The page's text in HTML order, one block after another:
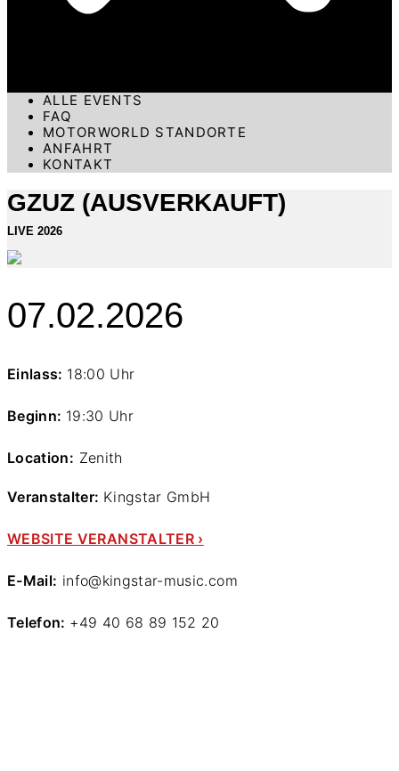
ALLE EVENTS
FAQ
MOTORWORLD STANDORTE
ANFAHRT
KONTAKT
GZUZ (AUSVERKAUFT)
LIVE 2026
07.02.2026
Einlass: 18:00 Uhr
Beginn: 19:30 Uhr
Location: Zenith
Veranstalter: Kingstar GmbH
WEBSITE VERANSTALTER ›
E-Mail: info@kingstar-music.com
Telefon: +49 40 68 89 152 20